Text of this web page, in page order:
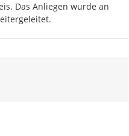
Das Anliegen wurde an